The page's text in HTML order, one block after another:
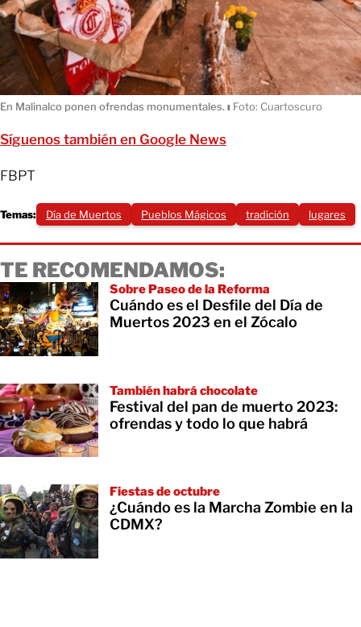
En Malinalco ponen ofrendas monumentales.ı Foto: Cuartoscuro
Síguenos también en Google News
FBPT
Temas: Día de Muertos Pueblos Mágicos tradición lugares
TE RECOMENDAMOS:
Sobre Paseo de la Reforma
Cuándo es el Desfile del Día de
Muertos 2023 en el Zócalo
También habrá chocolate
Festival del pan de muerto 2023:
ofrendas y todo lo que habrá
Fiestas de octubre
¿Cuándo es la Marcha Zombie en la
CDMX?